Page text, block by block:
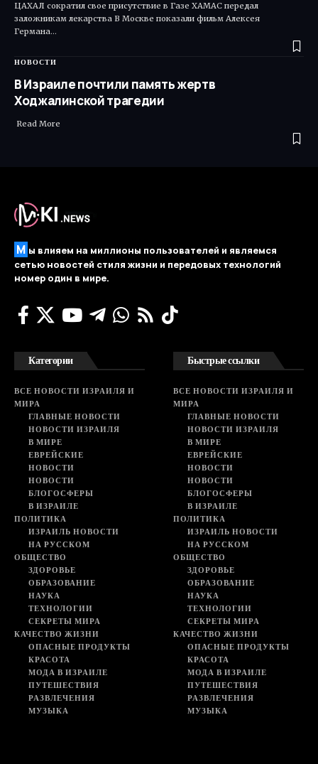
ЦАХАЛ сократил свое присутствие в Газе ХАМАС передал
заложникам лекарства В Москве показали фильм Алексея
Германа…
НОВОСТИ
В Израиле почтили память жертв
Ходжалинской трагедии
​ Read More
М ы влияем на миллионы пользователей и являемся
сетью новостей стиля жизни и передовых технологий
номер один в мире.
Категории
ВСЕ НОВОСТИ ИЗРАИЛЯ И
МИРА
ГЛАВНЫЕ НОВОСТИ
НОВОСТИ ИЗРАИЛЯ
В МИРЕ
ЕВРЕЙСКИЕ
НОВОСТИ
НОВОСТИ
БЛОГОСФЕРЫ
В ИЗРАИЛЕ
ПОЛИТИКА
ИЗРАИЛЬ НОВОСТИ
НА РУССКОМ
ОБЩЕСТВО
ЗДОРОВЬЕ
ОБРАЗОВАНИЕ
НАУКА
ТЕХНОЛОГИИ
СЕКРЕТЫ МИРА
КАЧЕСТВО ЖИЗНИ
ОПАСНЫЕ ПРОДУКТЫ
КРАСОТА
МОДА В ИЗРАИЛЕ
ПУТЕШЕСТВИЯ
РАЗВЛЕЧЕНИЯ
МУЗЫКА
Быстрые ссылки
ВСЕ НОВОСТИ ИЗРАИЛЯ И
МИРА
ГЛАВНЫЕ НОВОСТИ
НОВОСТИ ИЗРАИЛЯ
В МИРЕ
ЕВРЕЙСКИЕ
НОВОСТИ
НОВОСТИ
БЛОГОСФЕРЫ
В ИЗРАИЛЕ
ПОЛИТИКА
ИЗРАИЛЬ НОВОСТИ
НА РУССКОМ
ОБЩЕСТВО
ЗДОРОВЬЕ
ОБРАЗОВАНИЕ
НАУКА
ТЕХНОЛОГИИ
СЕКРЕТЫ МИРА
КАЧЕСТВО ЖИЗНИ
ОПАСНЫЕ ПРОДУКТЫ
КРАСОТА
МОДА В ИЗРАИЛЕ
ПУТЕШЕСТВИЯ
РАЗВЛЕЧЕНИЯ
МУЗЫКА